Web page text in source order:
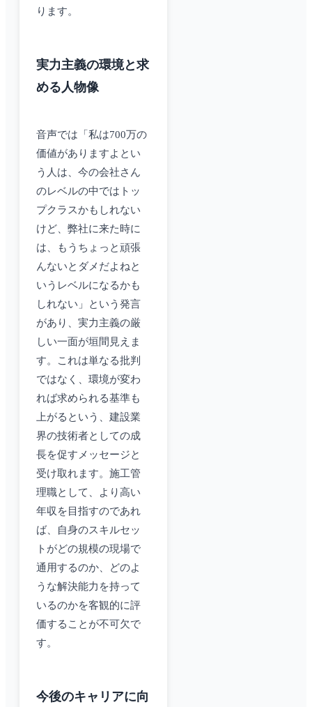
ります。
実力主義の環境と求
める人物像
音声では「私は700万の
価値がありますよとい
う人は、今の会社さん
のレベルの中ではトッ
プクラスかもしれない
けど、弊社に来た時に
は、もうちょっと頑張
んないとダメだよねと
いうレベルになるかも
しれない」という発言
があり、実力主義の厳
しい一面が垣間見えま
す。これは単なる批判
ではなく、環境が変わ
れば求められる基準も
上がるという、建設業
界の技術者としての成
長を促すメッセージと
受け取れます。施工管
理職として、より高い
年収を目指すのであれ
ば、自身のスキルセッ
トがどの規模の現場で
通用するのか、どのよ
うな解決能力を持って
いるのかを客観的に評
価することが不可欠で
す。
今後のキャリアに向